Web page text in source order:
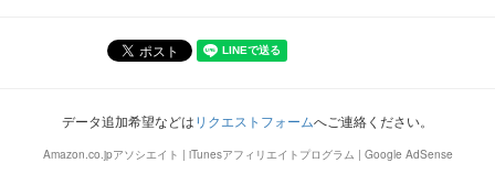
データ追加希望などはリクエストフォームへご連絡ください。
Amazon.co.jpアソシエイト | iTunesアフィリエイトプログラム | Google AdSense